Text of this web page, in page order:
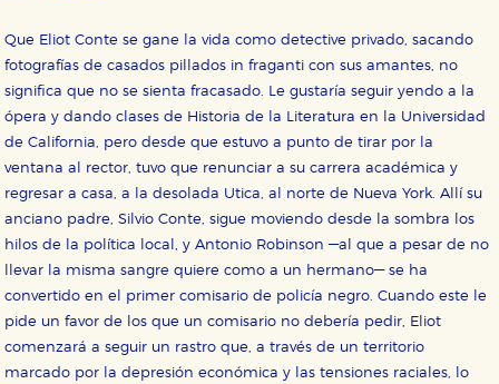
Que Eliot Conte se gane la vida como detective privado, sacando
fotografías de casados pillados in fraganti con sus amantes, no
significa que no se sienta fracasado. Le gustaría seguir yendo a la
ópera y dando clases de Historia de la Literatura en la Universidad
de California, pero desde que estuvo a punto de tirar por la
ventana al rector, tuvo que renunciar a su carrera académica y
regresar a casa, a la desolada Utica, al norte de Nueva York. Allí su
anciano padre, Silvio Conte, sigue moviendo desde la sombra los
hilos de la política local, y Antonio Robinson —al que a pesar de no
llevar la misma sangre quiere como a un hermano— se ha
convertido en el primer comisario de policía negro. Cuando este le
pide un favor de los que un comisario no debería pedir, Eliot
comenzará a seguir un rastro que, a través de un territorio
marcado por la depresión económica y las tensiones raciales, lo
HABILITAR TODO RECHAZAR TODO
Estas cookies son necesarias para que nuestro sitio
web funcione y no es posible deshabilitarlas desde
nuestro sistema. Es posible hacerlo desde el
navegador, pero en ese caso es posible que algunas
áreas de nuestra web dejen de funcionar
correctamente.
Cookies de rendimiento y analíticas
Estas cookies se utilizan para mejorar su experiencia
de navegación y optimizar el funcionamiento de
nuestro sitio web. Almacenan configuraciones de
servicios para que no tenga que reconfigurarlos cada
vez que nos visita. La información es agregada y, por lo
tanto, es anónima.